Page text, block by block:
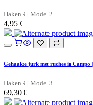
Haken 9 | Model 2
4,95 €
Gehaakte jurk met ruches in Campo
Haken 9 | Model 3
69,30 €